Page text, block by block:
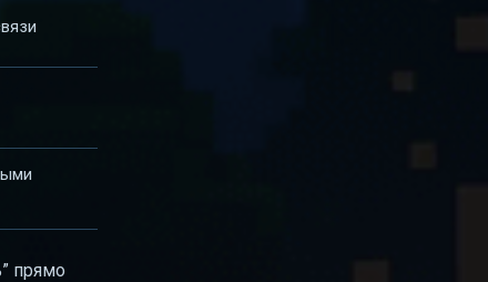
прямо